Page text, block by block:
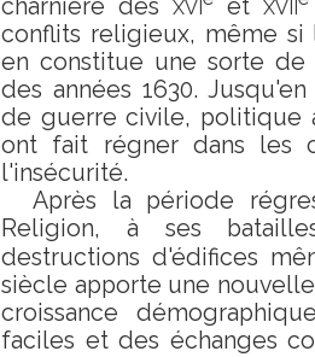
charnière des
et
conflits religieux, même
en constitue une sorte de
des années 1630.
de guerre civile, politique
ont fait régner dans les
l'insécurité.
Après la période
Religion, à ses
destructions d'édifices
siècle apporte une
croissance
faciles et des échanges